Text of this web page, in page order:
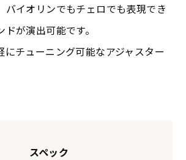
バイオリンでもチェロでも表現でき
が演出可能です。
にチューニング可能なアジャスター
スペック